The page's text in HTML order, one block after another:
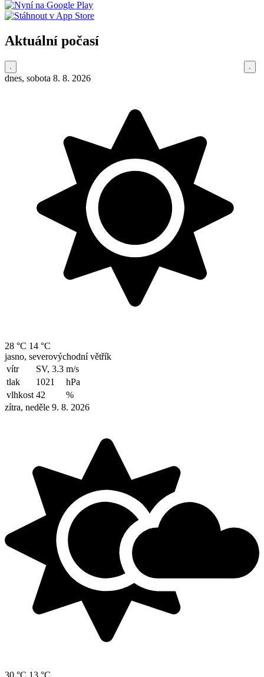
Aktuální počasí
dnes, sobota 8. 8. 2026
28 °C 14 °C
jasno, severovýchodní větřík
vítr
SV, 3.3 m/s
tlak
1021
hPa
vlhkost 42
%
zítra, neděle 9. 8. 2026
30 °C 13 °C